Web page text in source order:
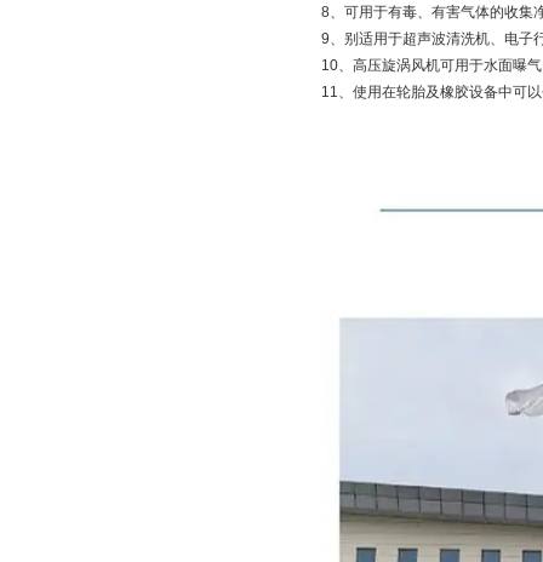
8、可用于有毒、有害气体的收集
9、别适用于超声波清洗机、电子
10、高压旋涡风机可用于水面曝
11、使用在轮胎及橡胶设备中可